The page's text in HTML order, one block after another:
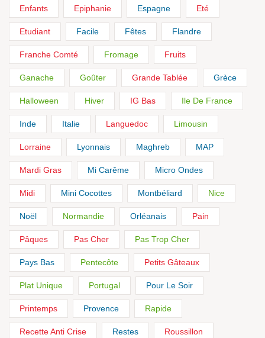
Enfants Epiphanie Espagne Eté
Etudiant Facile Fêtes Flandre
Franche Comté Fromage Fruits
Ganache Goûter Grande Tablée Grèce
Halloween Hiver IG Bas Ile De France
Inde Italie Languedoc Limousin
Lorraine Lyonnais Maghreb MAP
Mardi Gras Mi Carême Micro Ondes
Midi Mini Cocottes Montbéliard Nice
Noël Normandie Orléanais Pain
Pâques Pas Cher Pas Trop Cher
Pays Bas Pentecôte Petits Gâteaux
Plat Unique Portugal Pour Le Soir
Printemps Provence Rapide
Recette Anti Crise Restes Roussillon